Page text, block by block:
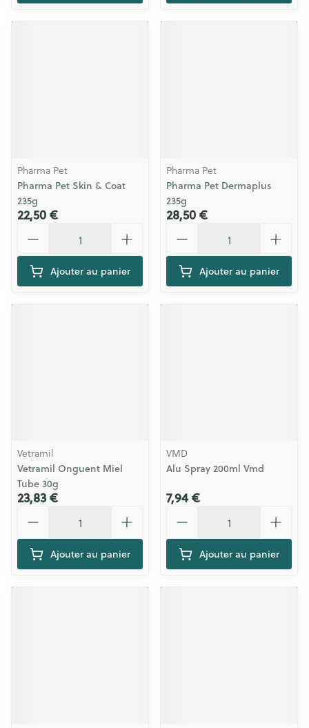
Pharma Pet
Pharma Pet Skin & Coat
235g
22,50 €
Ajouter au panier
Pharma Pet
Pharma Pet Dermaplus
235g
28,50 €
Ajouter au panier
Vetramil
Vetramil Onguent Miel
Tube 30g
23,83 €
Ajouter au panier
VMD
Alu Spray 200ml Vmd
7,94 €
Ajouter au panier